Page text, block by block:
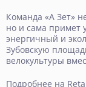
Команда «А Зет»
но и сама примет
энергичный и
Зубовскую
велокультуры
Подробнее на